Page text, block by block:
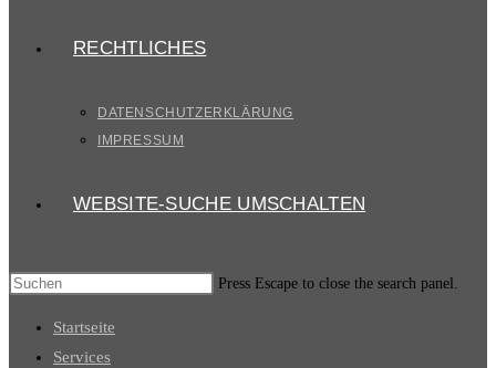
RECHTLICHES
DATENSCHUTZERKLÄRUNG
IMPRESSUM
WEBSITE-SUCHE UMSCHALTEN
Press Escape to close the search panel.
Startseite
Services